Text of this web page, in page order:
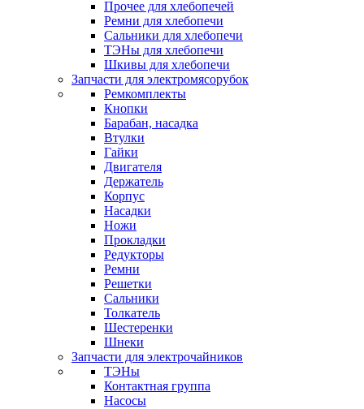
Прочее для хлебопечей
Ремни для хлебопечи
Сальники для хлебопечи
ТЭНы для хлебопечи
Шкивы для хлебопечи
Запчасти для электромясорубок
Ремкомплекты
Кнопки
Барабан, насадка
Втулки
Гайки
Двигателя
Держатель
Корпус
Насадки
Ножи
Прокладки
Редукторы
Ремни
Решетки
Сальники
Толкатель
Шестеренки
Шнеки
Запчасти для электрочайников
ТЭНы
Контактная группа
Насосы